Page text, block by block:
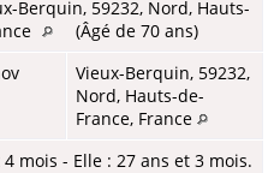
Berquin, 59232, Nord, Hauts-
(Âgé de 70 ans)
Vieux-Berquin, 59232,
Nord, Hauts-de-
France, France
mois - Elle : 27 ans et 3 mois.